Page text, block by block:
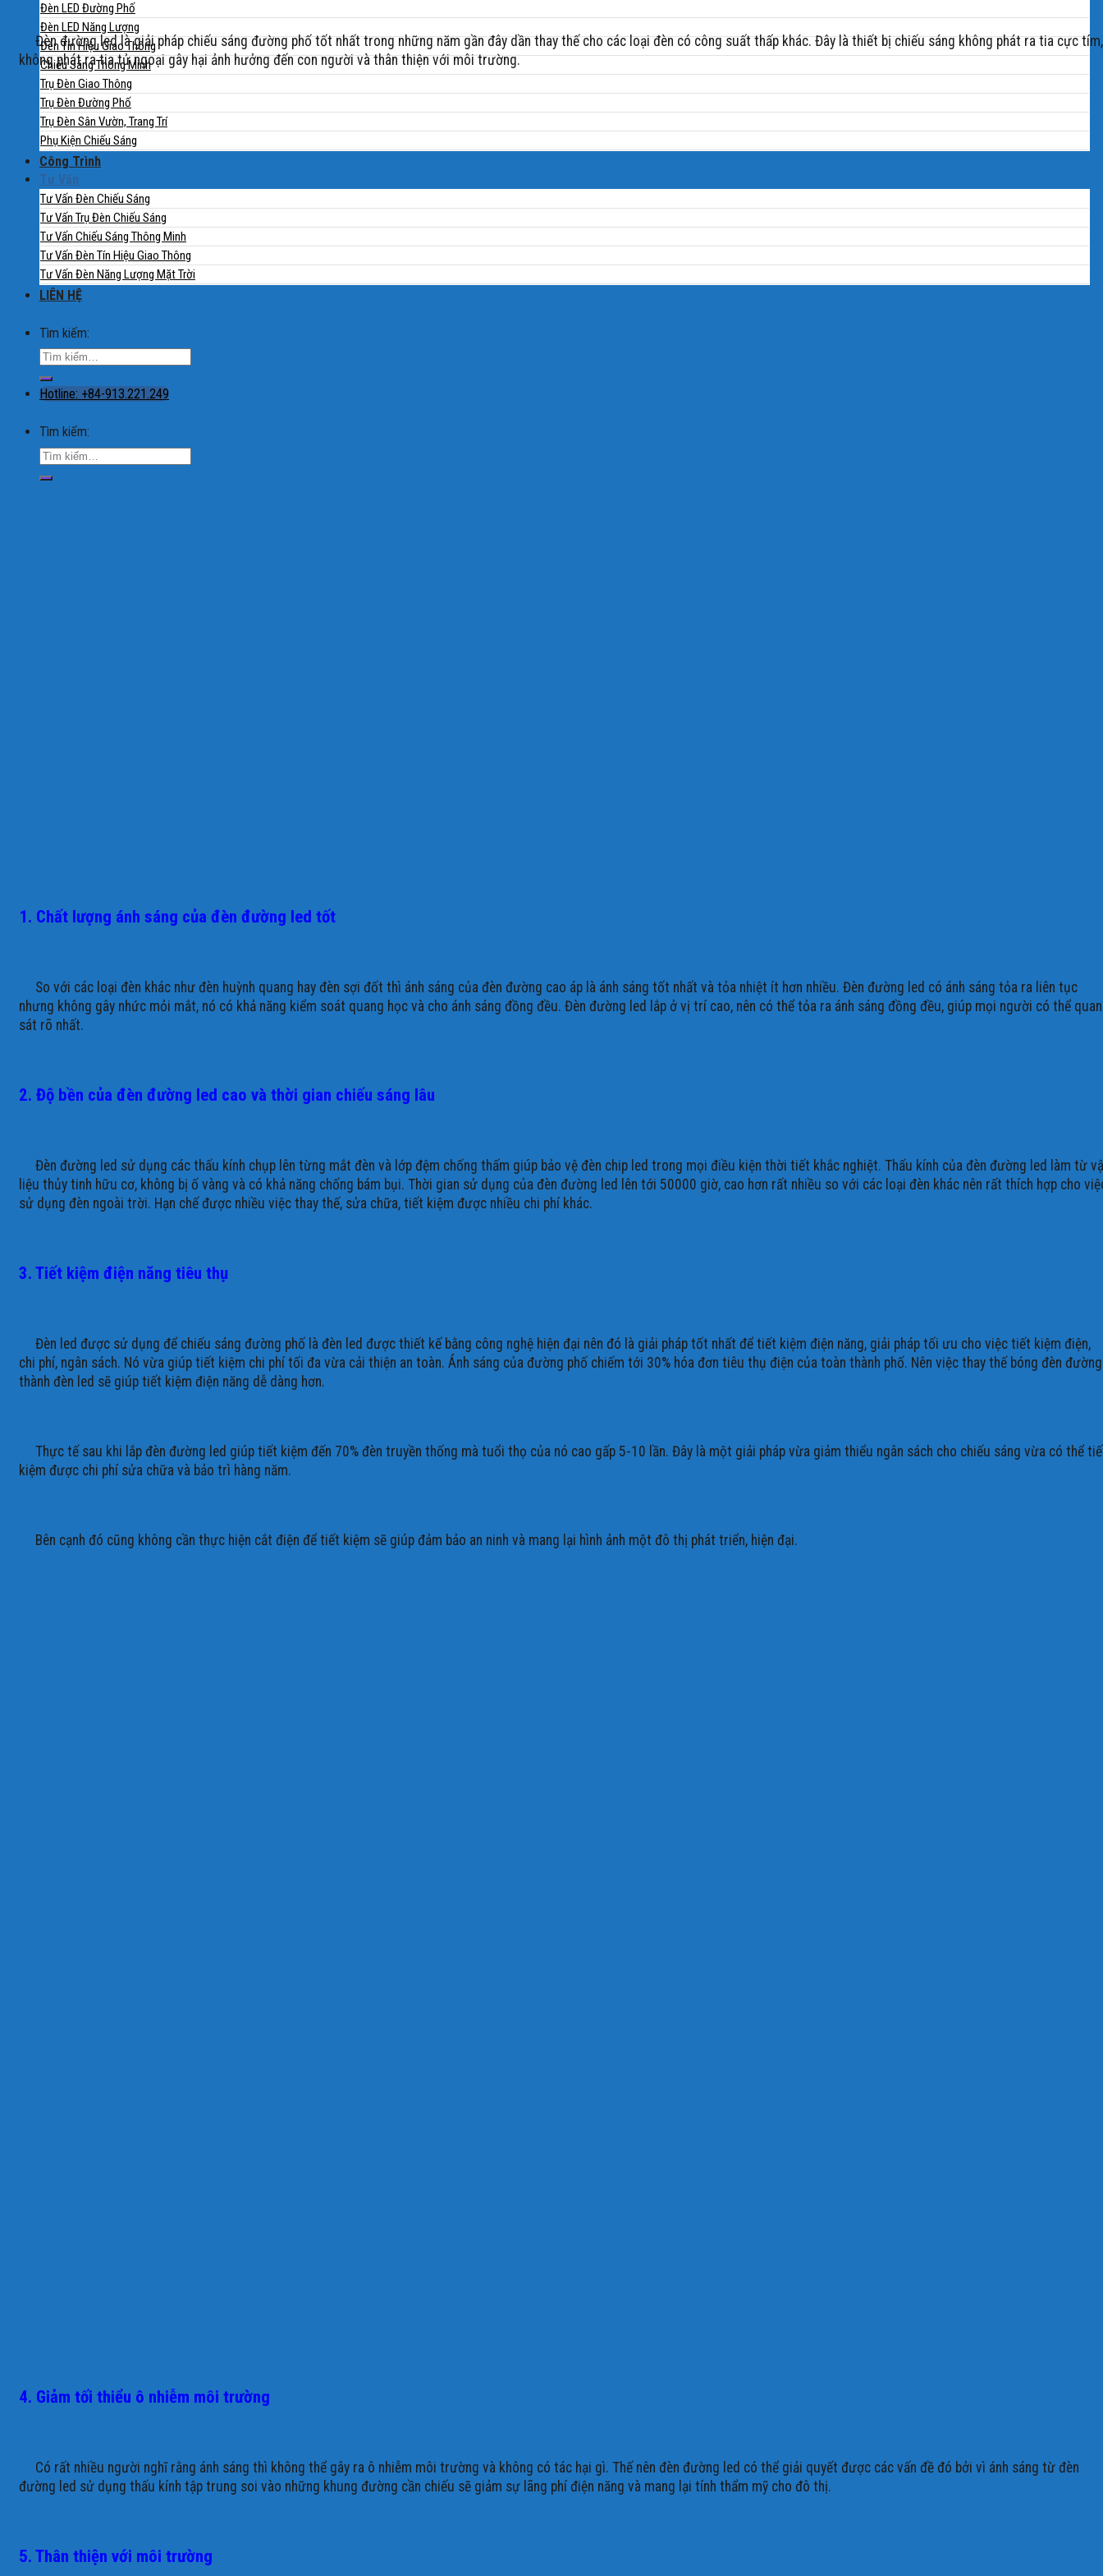
Đèn LED Đường Phố
Đèn LED Năng Lượng
Đèn Tín Hiệu Giao Thông
Chiếu Sáng Thông Minh
Trụ Đèn Giao Thông
Trụ Đèn Đường Phố
Trụ Đèn Sân Vườn, Trang Trí
Phụ Kiện Chiếu Sáng
Công Trình
Tư Vấn
Tư Vấn Đèn Chiếu Sáng
Tư Vấn Trụ Đèn Chiếu Sáng
Tư Vấn Chiếu Sáng Thông Minh
Tư Vấn Đèn Tín Hiệu Giao Thông
Tư Vấn Đèn Năng Lượng Mặt Trời
LIÊN HỆ
Tìm kiếm:
Hotline: +84-913.221.249
Tìm kiếm:
Đèn đường led là giải pháp chiếu sáng đường phố tốt nhất trong những năm gần đây dần thay thế cho các loại đèn có công suất thấp khác. Đây là thiết bị chiếu sáng không phát ra tia cực tím,
không phát ra tia tử ngoại gây hại ảnh hưởng đến con người và thân thiện với môi trường.
1. Chất lượng ánh sáng của đèn đường led tốt
So với các loại đèn khác như đèn huỳnh quang hay đèn sợi đốt thì ánh sáng của đèn đường cao áp là ánh sáng tốt nhất và tỏa nhiệt ít hơn nhiều. Đèn đường led có ánh sáng tỏa ra liên tục
nhưng không gây nhức mỏi mắt, nó có khả năng kiểm soát quang học và cho ánh sáng đồng đều. Đèn đường led lắp ở vị trí cao, nên có thể tỏa ra ánh sáng đồng đều, giúp mọi người có thể quan
sát rõ nhất.
2. Độ bền của đèn đường led cao và thời gian chiếu sáng lâu
Đèn đường led sử dụng các thấu kính chụp lên từng mắt đèn và lớp đệm chống thấm giúp bảo vệ đèn chip led trong mọi điều kiện thời tiết khắc nghiệt. Thấu kính của đèn đường led làm từ
liệu thủy tinh hữu cơ, không bị ố vàng và có khả năng chống bám bụi. Thời gian sử dụng của đèn đường led lên tới 50000 giờ, cao hơn rất nhiều so với các loại đèn khác nên rất thích hợp cho
sử dụng đèn ngoài trời. Hạn chế được nhiều việc thay thế, sửa chữa, tiết kiệm được nhiều chi phí khác.
3. Tiết kiệm điện năng tiêu thụ
Đèn led được sử dụng để chiếu sáng đường phố là đèn led được thiết kế bằng công nghệ hiện đại nên đó là giải pháp tốt nhất để tiết kiệm điện năng, giải pháp tối ưu cho việc tiết kiệm điện,
chi phí, ngân sách. Nó vừa giúp tiết kiệm chi phí tối đa vừa cải thiện an toàn. Ánh sáng của đường phố chiếm tới 30% hóa đơn tiêu thụ điện của toàn thành phố. Nên việc thay thế bóng đèn đường
thành đèn led sẽ giúp tiết kiệm điện năng dễ dàng hơn.
Thực tế sau khi lắp đèn đường led giúp tiết kiệm đến 70% đèn truyền thống mà tuổi thọ của nó cao gấp 5-10 lần. Đây là một giải pháp vừa giảm thiểu ngân sách cho chiếu sáng vừa có thể
kiệm được chi phí sửa chữa và bảo trì hàng năm.
Bên cạnh đó cũng không cần thực hiện cắt điện để tiết kiệm sẽ giúp đảm bảo an ninh và mang lại hình ảnh một đô thị phát triển, hiện đại.
4. Giảm tối thiểu ô nhiễm môi trường
Có rất nhiều người nghĩ rằng ánh sáng thì không thể gây ra ô nhiễm môi trường và không có tác hại gì. Thế nên đèn đường led có thể giải quyết được các vấn đề đó bởi vì ánh sáng từ đèn
đường led sử dụng thấu kính tập trung soi vào những khung đường cần chiếu sẽ giảm sự lãng phí điện năng và mang lại tính thẩm mỹ cho đô thị.
5. Thân thiện với môi trường